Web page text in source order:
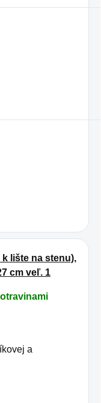
lište na stenu),
cm veľ. 1
a